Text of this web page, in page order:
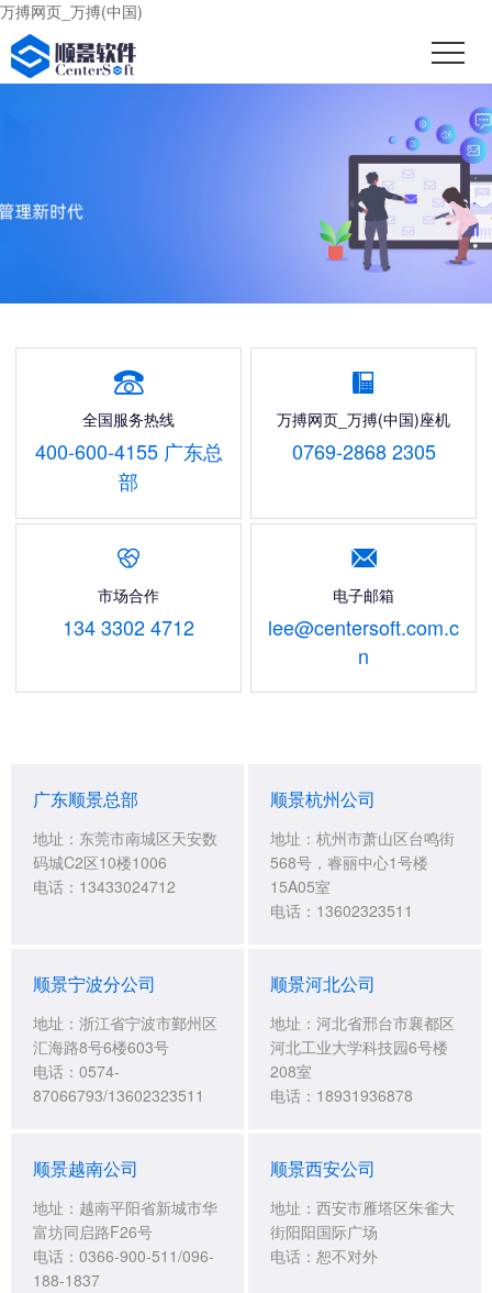
万搏网页_万搏(中国)

全国服务热线
400-600-4155 广东总
部

万搏网页_万搏(中国)座机
0769-2868 2305

市场合作
134 3302 4712

电子邮箱
lee@centersoft.com.c
n
广东顺景总部
地址：东莞市南城区天安数
码城C2区10楼1006
电话：13433024712
顺景杭州公司
地址：杭州市萧山区台鸣街
568号，睿丽中心1号楼
15A05室
电话：13602323511
顺景宁波分公司
地址：浙江省宁波市鄞州区
汇海路8号6楼603号
电话：0574-
87066793/13602323511
顺景河北公司
地址：河北省邢台市襄都区
河北工业大学科技园6号楼
208室
电话：18931936878
顺景越南公司
地址：越南平阳省新城市华
富坊同启路F26号
电话：0366-900-511/096-
188-1837
顺景西安公司
地址：西安市雁塔区朱雀大
街阳阳国际广场
电话：恕不对外